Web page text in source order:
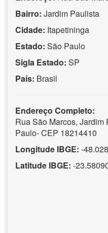
Bairro: Jardim Paulista
Cidade: Itapetininga
Estado: São Paulo
Sigla Estado: SP
País: Brasil
Endereço Completo:
Rua São Marcos,
Paulo- CEP 18214410
Longitude IBGE: -
Latitude IBGE: -